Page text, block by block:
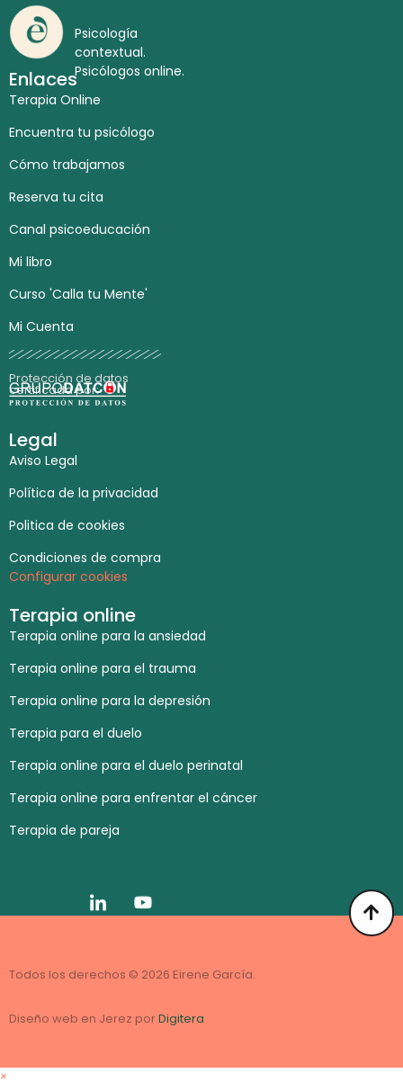
Psicología
contextual.
Psicólogos online.
Enlaces
Terapia Online
Encuentra tu psicólogo
Cómo trabajamos
Reserva tu cita
Canal psicoeducación
Mi libro
Curso 'Calla tu Mente'
Mi Cuenta
Protección de datos
certificada por:
Legal
Aviso Legal
Política de la privacidad
Politica de cookies
Condiciones de compra
Configurar cookies
Terapia online
Terapia online para la ansiedad
Terapia online para el trauma
Terapia online para la depresión
Terapia para el duelo
Terapia online para el duelo perinatal
Terapia online para enfrentar el cáncer
Terapia de pareja
Todos los derechos © 2026 Eirene García.
Diseño web en Jerez porDigitera
×